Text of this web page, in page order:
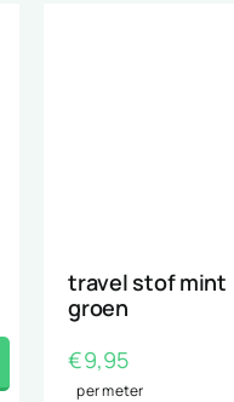
travel stof mint
groen
€9,95
per meter